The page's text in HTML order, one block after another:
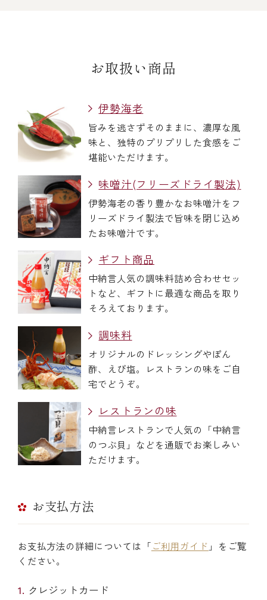
お取扱い商品
伊勢海老
旨みを逃さずそのままに、濃厚な風
味と、独特のプリプリした食感をご
堪能いただけます。
味噌汁(フリーズドライ製法)
伊勢海老の香り豊かなお味噌汁をフ
リーズドライ製法で旨味を閉じ込め
たお味噌汁です。
ギフト商品
中納言人気の調味料詰め合わせセッ
トなど、ギフトに最適な商品を取り
そろえております。
調味料
オリジナルのドレッシングやぽん
酢、えび塩。レストランの味をご自
宅でどうぞ。
レストランの味
中納言レストランで人気の「中納言
のつぶ貝」などを通販でお楽しみい
ただけます。
お支払方法
お支払方法の詳細については「ご利用ガイド 」をご覧
ください。
クレジットカード